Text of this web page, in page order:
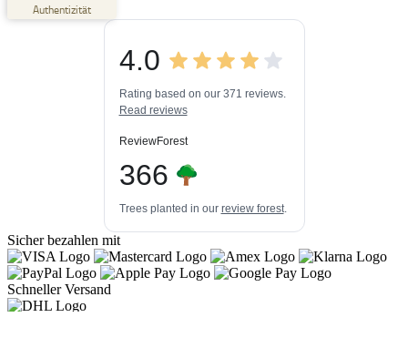
Authentizität
4,84
/
5,00
3
ProvenExpert.com
Blick aufs ProvenExpert-Profil werfen
06.08.2026
4.0
Rating based on our 371 reviews.
Read reviews
ReviewForest
366
Trees planted in our review forest.
Sicher bezahlen mit
Schneller Versand